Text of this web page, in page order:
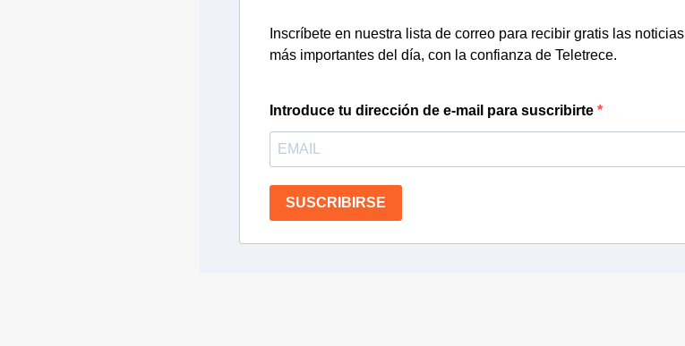
Inscríbete en nuestra lista de correo para recibir gratis las noticias
más importantes del día, con la confianza de Teletrece.
Introduce tu dirección de e-mail para suscribirte
SUSCRIBIRSE